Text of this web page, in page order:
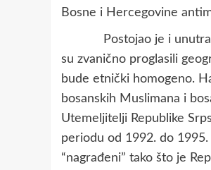
Bosne i Hercegovine
Postojao je i unutrašnji
su zvanično proglasili
bude etnički homogeno.
bosanskih Muslimana i
Utemeljitelji Republike
periodu od 1992. do
“nagrađeni” tako što je